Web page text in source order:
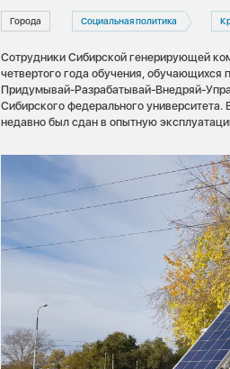
Города Социальная политика
Сотрудники Сибирской генерирующей
четвертого года обучения, обучающихся
Придумывай-Разрабатывай-Внедряй-
Сибирского федерального университета.
недавно был сдан в опытную